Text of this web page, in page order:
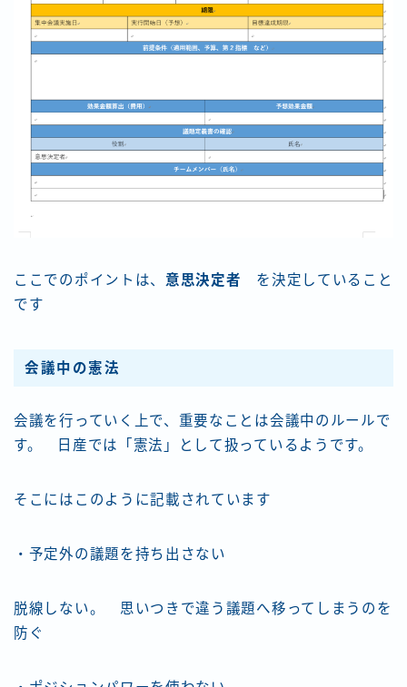
ここでのポイントは、 意思決定者 を決定していること
です
会議中の憲法
会議を行っていく上で、重要なことは会議中のルールで
す。 日産では「憲法」として扱っているようです。
そこにはこのように記載されています
・予定外の議題を持ち出さない
脱線しない。 思いつきで違う議題へ移ってしまうのを
防ぐ